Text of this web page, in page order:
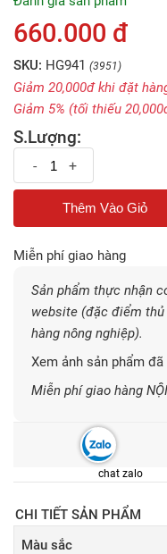
660.000 đ
SKU: HG941 (3951)
Giảm 20,000đ khi đặt
Giảm 5% (tối thiếu
S.Lượng:
- +
Miễn phí giao hàng
Sản phẩm thực nhận
website (đặc điểm
hàng nông nghiệp).
Xem ảnh sản phẩm
Miễn phí giao hàng
chat zalo
CHI TIẾT SẢN PHẨM
Màu sắc